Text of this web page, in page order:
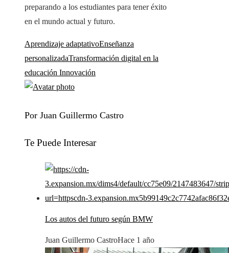
preparando a los estudiantes para tener éxito
en el mundo actual y futuro.
Aprendizaje adaptativoEnseñanza
personalizadaTransformación digital en la
educación Innovación
Por Juan Guillermo Castro
Te Puede Interesar
Los autos del futuro según BMW
Juan Guillermo CastroHace 1 año